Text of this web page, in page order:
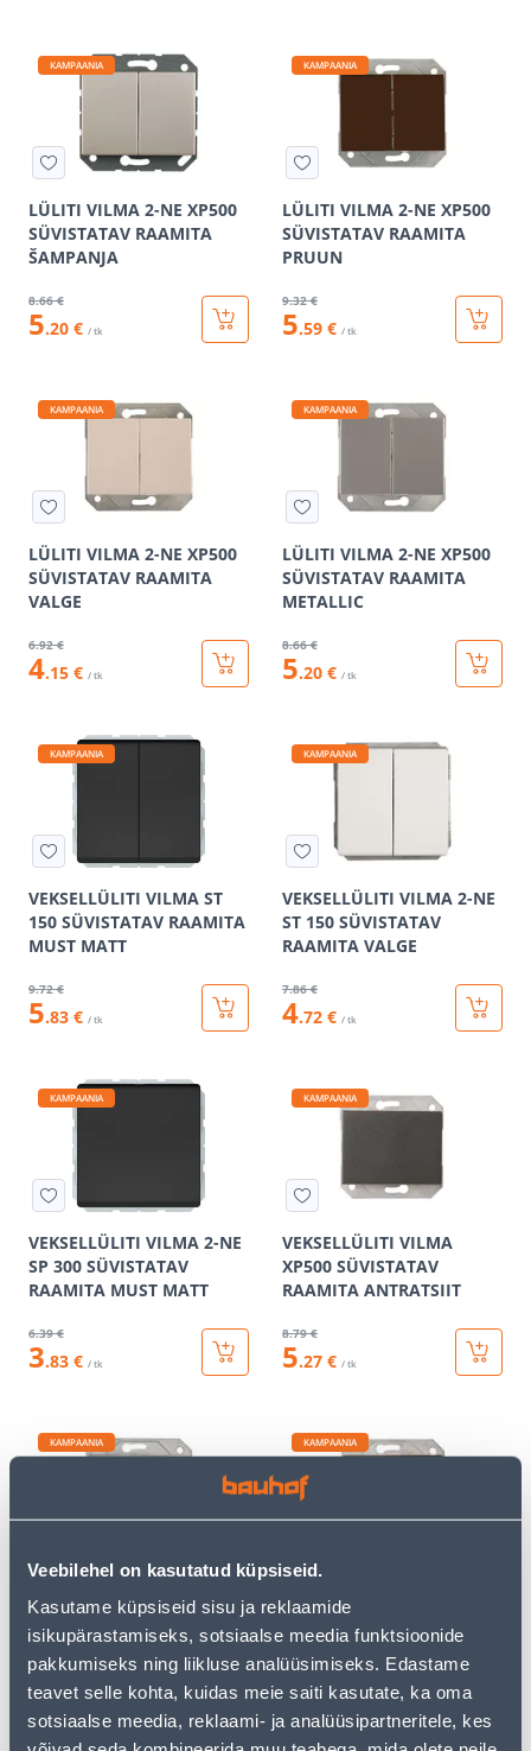
Veebilehel on kasutatud küpsiseid.
Kasutame küpsiseid sisu ja reklaamide
isikupärastamiseks, sotsiaalse meedia funktsioonide
pakkumiseks ning liikluse analüüsimiseks. Edastame
teavet selle kohta, kuidas meie saiti kasutate, ka oma
sotsiaalse meedia, reklaami- ja analüüsipartneritele, kes
KAMPAANIA
LÜLITI VILMA 2-NE XP500
SÜVISTATAV RAAMITA
ŠAMPANJA
8.66 €
5.20 € / tk
KAMPAANIA
LÜLITI VILMA 2-NE XP500
SÜVISTATAV RAAMITA
PRUUN
9.32 €
5.59 € / tk
KAMPAANIA
LÜLITI VILMA 2-NE XP500
SÜVISTATAV RAAMITA
VALGE
6.92 €
4.15 € / tk
KAMPAANIA
LÜLITI VILMA 2-NE XP500
SÜVISTATAV RAAMITA
METALLIC
8.66 €
5.20 € / tk
KAMPAANIA
VEKSELLÜLITI VILMA ST
150 SÜVISTATAV RAAMITA
MUST MATT
9.72 €
5.83 € / tk
KAMPAANIA
VEKSELLÜLITI VILMA 2-NE
ST 150 SÜVISTATAV
RAAMITA VALGE
7.86 €
4.72 € / tk
KAMPAANIA
VEKSELLÜLITI VILMA 2-NE
SP 300 SÜVISTATAV
RAAMITA MUST MATT
6.39 €
3.83 € / tk
KAMPAANIA
VEKSELLÜLITI VILMA
XP500 SÜVISTATAV
RAAMITA ANTRATSIIT
8.79 €
5.27 € / tk
KAMPAANIA
XP500 SÜVISTATAV
RAAMITA METALLIC
8
5.27 €
KAMPAANIA
XP500 SÜVISTATAV
RAAMITA PRUUN
5.27 €